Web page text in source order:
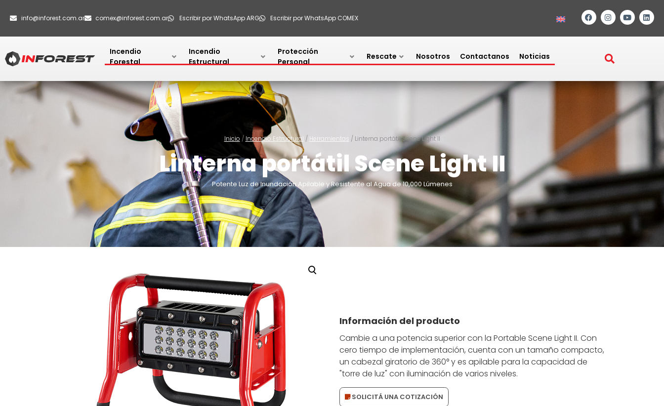
info@inforest.com.ar comex@inforest.com.ar Escribir por WhatsApp ARG Escribir por WhatsApp COMEX
Incendio
Forestal
Incendio
Estructural
Protección
Personal
Rescate Nosotros Contactanos Noticias
Inicio / Incendio Estructural / Herramientas / Linterna portátil Scene Light II
Linterna portátil Scene Light II
Potente Luz de Inundación Apilable y Resistente al Agua de 10,000 Lúmenes
Información del producto
Cambie a una potencia superior con la Portable Scene Light II. Con
cero tiempo de implementación, cuenta con un tamaño compacto,
un cabezal giratorio de 360° y es apilable para la capacidad de
"torre de luz" con iluminación de varios niveles.
SOLICITÁ UNA COTIZACIÓN